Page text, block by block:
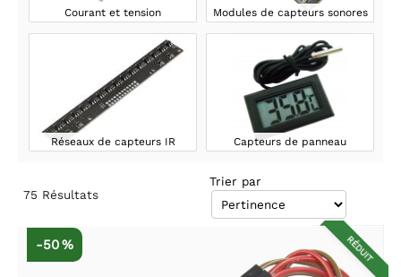
Courant et tension Modules de capteurs sonores
Réseaux de capteurs IR Capteurs de panneau
75 Résultats
Trier par
RÉDUIT
-50 %